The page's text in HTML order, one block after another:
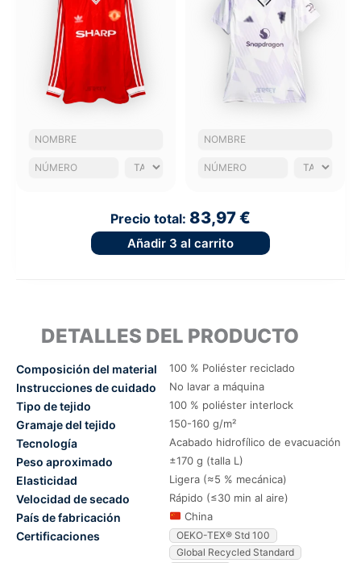
Precio total: 83,97 €
Añadir 3 al carrito
DETALLES DEL PRODUCTO
Composición del material 100 % Poliéster reciclado
Instrucciones de cuidado No lavar a máquina
Tipo de tejido 100 % poliéster interlock
Gramaje del tejido 150-160 g/m²
Tecnología Acabado hidrofílico de evacuación
Peso aproximado ±170 g (talla L)
Elasticidad Ligera (≈5 % mecánica)
Velocidad de secado Rápido (≤30 min al aire)
País de fabricación China
Certificaciones
OEKO-TEX® Std 100
Global Recycled Standard